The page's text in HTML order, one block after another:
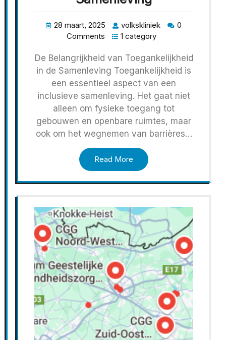
28 maart, 2025 volkskliniek
0
Comments
1 category
De Belangrijkheid van Toegankelijkheid
in de Samenleving Toegankelijkheid is
een essentieel aspect van een
inclusieve samenleving. Het gaat niet
alleen om fysieke toegang tot
gebouwen en openbare ruimtes, maar
ook om het wegnemen van barrières…
Read More